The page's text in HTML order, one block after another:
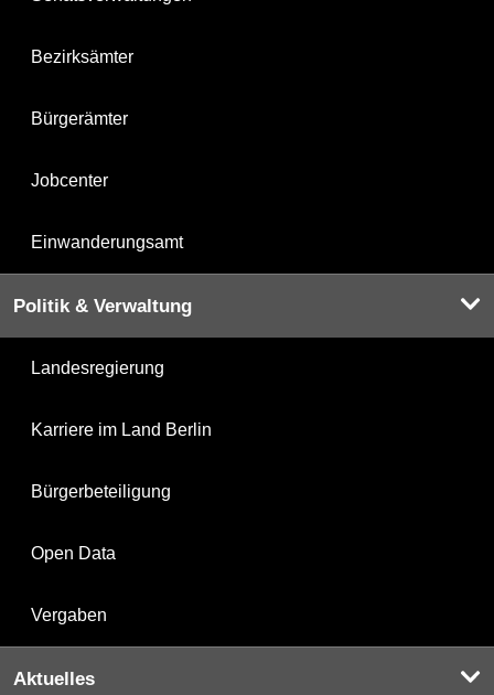
Bezirksämter
Bürgerämter
Jobcenter
Einwanderungsamt
Politik & Verwaltung
Landesregierung
Karriere im Land Berlin
Bürgerbeteiligung
Open Data
Vergaben
Aktuelles